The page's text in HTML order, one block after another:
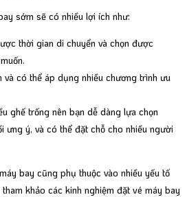
sớm sẽ có nhiều lợi ích như:
thời gian di chuyển và chọn được
và có thể áp dụng nhiều chương trình ưu
ghế trống nên bạn dễ dàng lựa chọn
ưng ý, và có thể đặt chỗ cho nhiều người
bay cũng phụ thuộc vào nhiều yếu tố
khảo các kinh nghiệm đặt vé máy bay